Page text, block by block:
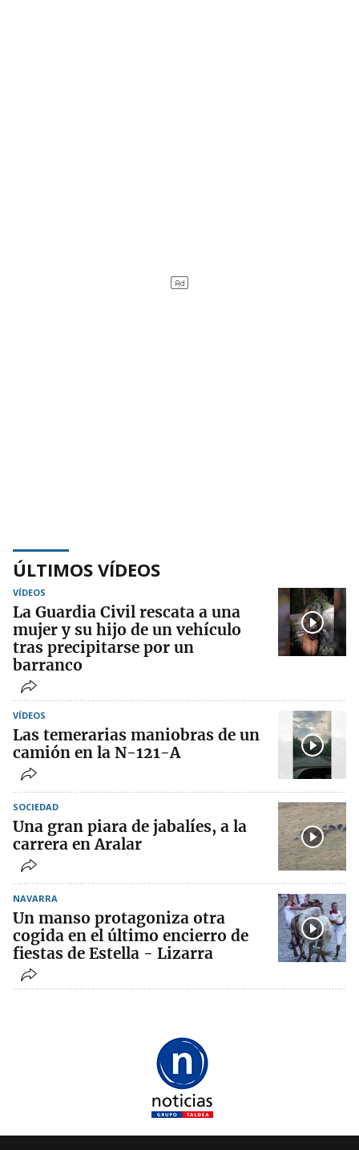
ÚLTIMOS VÍDEOS
VÍDEOS
La Guardia Civil rescata a una
mujer y su hijo de un vehículo
tras precipitarse por un
barranco
VÍDEOS
Las temerarias maniobras de un
camión en la N-121-A
SOCIEDAD
Una gran piara de jabalíes, a la
carrera en Aralar
NAVARRA
Un manso protagoniza otra
cogida en el último encierro de
fiestas de Estella - Lizarra